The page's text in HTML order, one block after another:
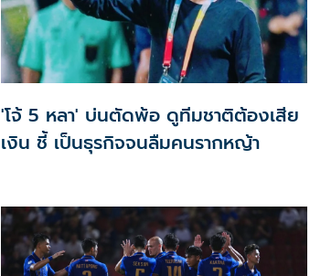
'โจ้ 5 หลา' บ่นตัดพ้อ ดูทีมชาติต้องเสีย
เงิน ชี้ เป็นธุรกิจจนลืมคนรากหญ้า